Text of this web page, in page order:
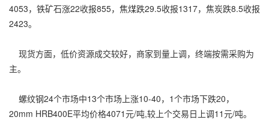
4053，铁矿石涨22收报855，焦煤跌29.5收报1317，焦炭跌8.5收报
2423。
现货方面，低价资源成交较好，商家到量上调，终端按需采购为
主。
螺纹钢24个市场中13个市场上涨10-40，1个市场下跌20，
20mm HRB400E平均价格4071元/吨,较上个交易日上调11元/吨。